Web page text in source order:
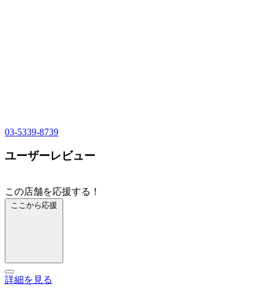
03-5339-8739
ユーザーレビュー
この店舗を応援する！
ここから応援
詳細を見る